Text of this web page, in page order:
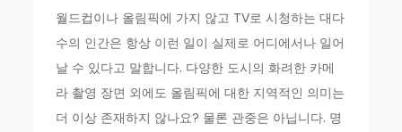
월드컵이나 올림픽에 가지 않고 TV로 시청하는 대다
수의 인간은 항상 이런 일이 실제로 어디에서나 일어
날 수 있다고 말합니다. 다양한 도시의 화려한 카메
라 촬영 장면 외에도 올림픽에 대한 지역적인 의미는
더 이상 존재하지 않나요? 물론 관중은 아닙니다. 명